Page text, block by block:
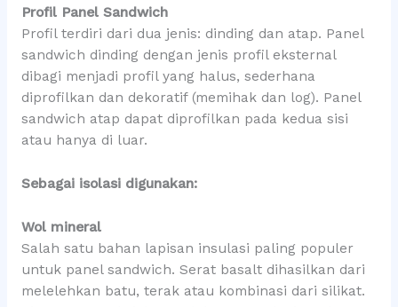
Profil Panel Sandwich
Profil terdiri dari dua jenis: dinding dan atap. Panel
sandwich dinding dengan jenis profil eksternal
dibagi menjadi profil yang halus, sederhana
diprofilkan dan dekoratif (memihak dan log). Panel
sandwich atap dapat diprofilkan pada kedua sisi
atau hanya di luar.
Sebagai isolasi digunakan:
Wol mineral
Salah satu bahan lapisan insulasi paling populer
untuk panel sandwich. Serat basalt dihasilkan dari
melelehkan batu, terak atau kombinasi dari silikat.